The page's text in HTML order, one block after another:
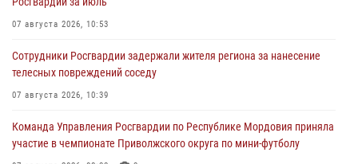
07 августа 2026, 10:53
Сотрудники Росгвардии задержали жителя региона за нанесение
телесных повреждений соседу
07 августа 2026, 10:39
Команда Управления Росгвардии по Республике Мордовия приняла
участие в чемпионате Приволжского округа по мини-футболу